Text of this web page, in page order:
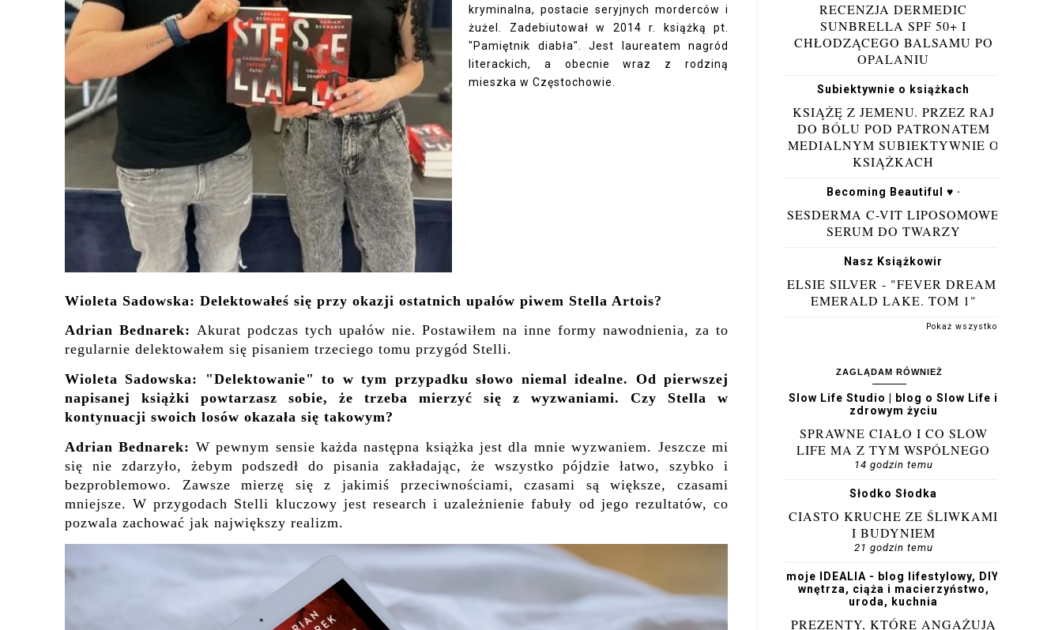
kryminalna, postacie seryjnych morderców i
żużel. Zadebiutował w 2014 r. książką pt.
"Pamiętnik diabła". Jest laureatem nagród
literackich, a obecnie wraz z rodziną
mieszka w Częstochowie.
Wioleta Sadowska: Delektowałeś się przy okazji ostatnich upałów piwem Stella Artois?
Adrian Bednarek: Akurat podczas tych upałów nie. Postawiłem na inne formy nawodnienia, za to
regularnie delektowałem się pisaniem trzeciego tomu przygód Stelli.
Wioleta Sadowska: "Delektowanie" to w tym przypadku słowo niemal idealne. Od pierwszej
napisanej książki powtarzasz sobie, że trzeba mierzyć się z wyzwaniami. Czy Stella w
kontynuacji swoich losów okazała się takowym?
Adrian Bednarek: W pewnym sensie każda następna książka jest dla mnie wyzwaniem. Jeszcze mi
się nie zdarzyło, żebym podszedł do pisania zakładając, że wszystko pójdzie łatwo, szybko i
bezproblemowo. Zawsze mierzę się z jakimiś przeciwnościami, czasami są większe, czasami
mniejsze. W przygodach Stelli kluczowy jest research i uzależnienie fabuły od jego rezultatów, co
pozwala zachować jak największy realizm.
RECENZJA DERMEDIC
SUNBRELLA SPF 50+ I
CHŁODZĄCEGO BALSAMU PO
OPALANIU
Subiektywnie o książkach
KSIĄŻĘ Z JEMENU. PRZEZ RAJ
DO BÓLU POD PATRONATEM
MEDIALNYM SUBIEKTYWNIE O
KSIĄŻKACH
Becoming Beautiful ♥ ·
SESDERMA C-VIT LIPOSOMOWE
SERUM DO TWARZY
Nasz Książkowir
ELSIE SILVER - "FEVER DREAM.
EMERALD LAKE. TOM 1"
Pokaż wszystko
ZAGLĄDAM RÓWNIEŻ
Slow Life Studio | blog o Slow Life i
zdrowym życiu
SPRAWNE CIAŁO I CO SLOW
LIFE MA Z TYM WSPÓLNEGO
14 godzin temu
Słodko Słodka
CIASTO KRUCHE ZE ŚLIWKAMI
I BUDYNIEM
21 godzin temu
moje IDEALIA - blog lifestylowy, DIY,
wnętrza, ciąża i macierzyństwo,
uroda, kuchnia
PREZENTY, KTÓRE ANGAŻUJĄ